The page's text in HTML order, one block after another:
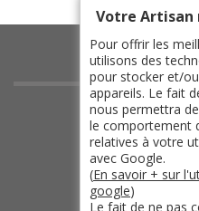
Votre Artisan
Pour offrir les
utilisons des
pour stocker et/
appareils. Le fait
nous permettra
le comportement
relatives à votre
avec Google.
(En savoir + sur
google)
Le fait de ne pas